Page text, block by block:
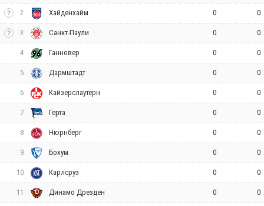
2 Хайденхайм 0 0
3 Санкт-Паули 0 0
4 Ганновер 0 0
5 Дармштадт 0 0
6 Кайзерслаутерн 0 0
7 Герта 0 0
8 Нюрнберг 0 0
9 Бохум 0 0
10 Карлсруэ 0 0
11 Динамо Дрезден 0 0